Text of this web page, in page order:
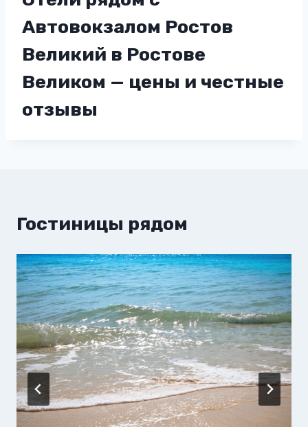
Автовокзалом Ростов
Великий в Ростове
Великом — цены и честные
отзывы
Гостиницы рядом